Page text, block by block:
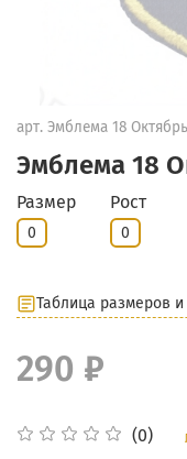
арт. Эмблема 18
Эмблема 18
(0)
Размер
0
Рост
0
Таблица размеров и
290 ₽